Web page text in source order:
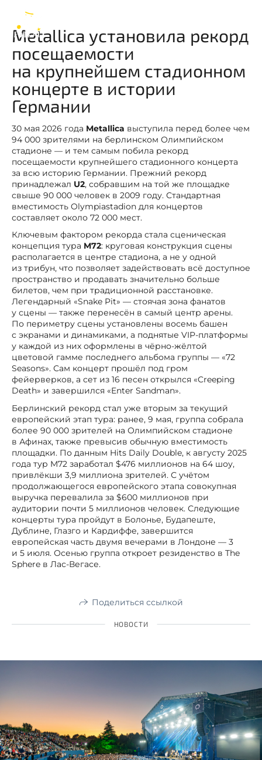
Metallica установила рекорд
посещаемости
на крупнейшем стадионном
концерте в истории
Германии
30 мая 2026 года Metallica выступила перед более чем
94 000 зрителями на берлинском Олимпийском
стадионе — и тем самым побила рекорд
посещаемости крупнейшего стадионного концерта
за всю историю Германии. Прежний рекорд
принадлежал U2, собравшим на той же площадке
свыше 90 000 человек в 2009 году. Стандартная
вместимость Olympiastadion для концертов
составляет около 72 000 мест.
Ключевым фактором рекорда стала сценическая
концепция тура M72: круговая конструкция сцены
располагается в центре стадиона, а не у одной
из трибун, что позволяет задействовать всё доступное
пространство и продавать значительно больше
билетов, чем при традиционной расстановке.
Легендарный «Snake Pit» — стоячая зона фанатов
у сцены — также перенесён в самый центр арены.
По периметру сцены установлены восемь башен
с экранами и динамиками, а поднятые VIP-платформы
у каждой из них оформлены в чёрно-жёлтой
цветовой гамме последнего альбома группы — «72
Seasons». Сам концерт прошёл под гром
фейерверков, а сет из 16 песен открылся «Creeping
Death» и завершился «Enter Sandman».
Берлинский рекорд стал уже вторым за текущий
европейский этап тура: ранее, 9 мая, группа собрала
более 90 000 зрителей на Олимпийском стадионе
в Афинах, также превысив обычную вместимость
площадки. По данным Hits Daily Double, к августу 2025
года тур M72 заработал $476 миллионов на 64 шоу,
привлёкши 3,9 миллиона зрителей. С учётом
продолжающегося европейского этапа совокупная
выручка перевалила за $600 миллионов при
аудитории почти 5 миллионов человек. Следующие
концерты тура пройдут в Болонье, Будапеште,
Дублине, Глазго и Кардиффе, завершится
европейская часть двумя вечерами в Лондоне — 3
и 5 июля. Осенью группа откроет резиденство в The
Sphere в Лас-Вегасе.
Поделиться ссылкой
НОВОСТИ